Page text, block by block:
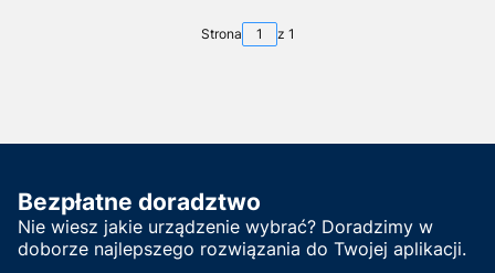
Strona z 1
Bezpłatne doradztwo
Nie wiesz jakie urządzenie wybrać? Doradzimy w
doborze najlepszego rozwiązania do Twojej aplikacji.